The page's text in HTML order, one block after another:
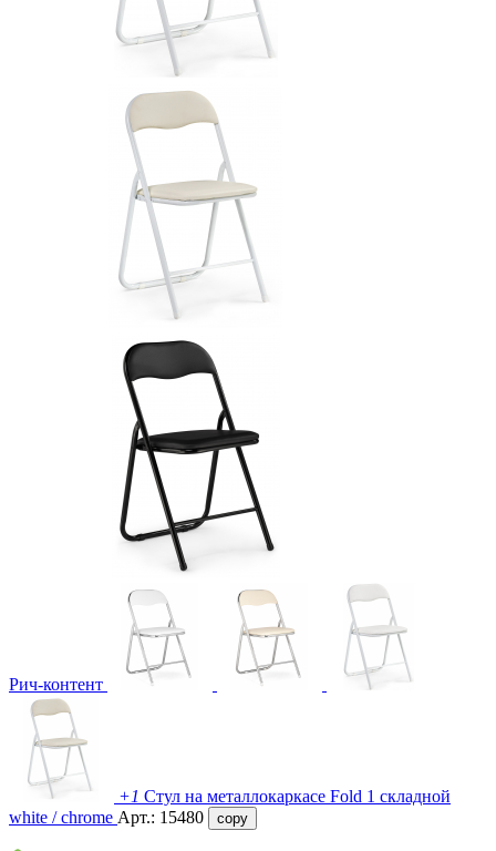
Рич-контент
+1 Стул на металлокаркасе Fold 1 складной
white / chrome Арт.: 15480 copy